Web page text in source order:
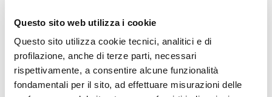
Questo sito web utilizza i cookie
Questo sito utilizza cookie tecnici, analitici e di
profilazione, anche di terze parti, necessari
rispettivamente, a consentire alcune funzionalità
fondamentali per il sito, ad effettuare misurazioni delle